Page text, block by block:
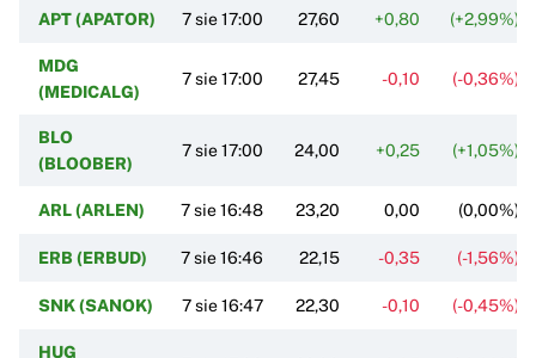
APT (APATOR) 7 sie 17:00 27,60 +0,80 (+2,99%)
MDG
(MEDICALG)
7 sie 17:00 27,45 -0,10 (-0,36%)
BLO
(BLOOBER)
7 sie 17:00 24,00 +0,25 (+1,05%)
ARL (ARLEN) 7 sie 16:48 23,20 0,00 (0,00%)
ERB (ERBUD) 7 sie 16:46 22,15 -0,35 (-1,56%)
SNK (SANOK) 7 sie 16:47 22,30 -0,10 (-0,45%)
HUG